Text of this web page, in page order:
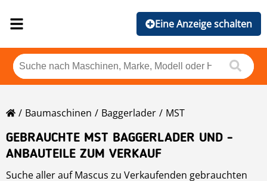
Eine Anzeige schalten
Baumaschinen Baggerlader
MST
GEBRAUCHTE MST BAGGERLADER UND -
ANBAUTEILE ZUM VERKAUF
Suche aller auf Mascus zu Verkaufenden gebrauchten